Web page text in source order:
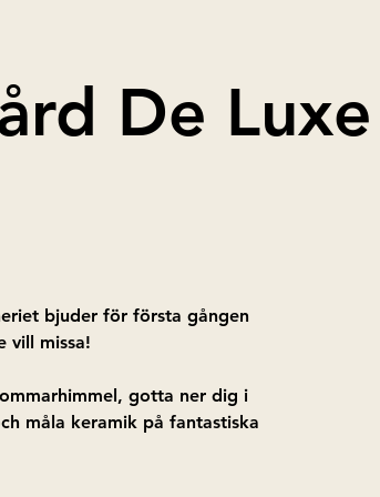
De
bjuder för första gången
vill missa!
gotta ner dig i
måla keramik på fantastiska